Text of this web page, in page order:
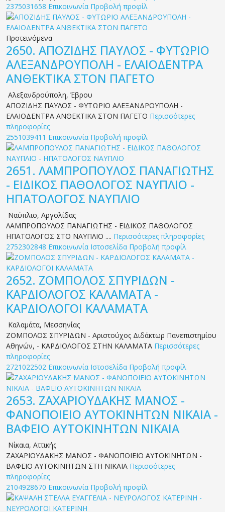
2375031658 Επικοινωνία Προβολή προφίλ
Προτεινόμενα
2650. ΑΠΟΖΙΔΗΣ ΠΑΥΛΟΣ - ΦΥΤΩΡΙΟ
ΑΛΕΞΑΝΔΡΟΥΠΟΛΗ - ΕΛΑΙΟΔΕΝΤΡΑ
ΑΝΘΕΚΤΙΚΑ ΣΤΟΝ ΠΑΓΕΤΟ
Αλεξανδρούπολη, Έβρου
ΑΠΟΖΙΔΗΣ ΠΑΥΛΟΣ - ΦΥΤΩΡΙΟ ΑΛΕΞΑΝΔΡΟΥΠΟΛΗ -
ΕΛΑΙΟΔΕΝΤΡΑ ΑΝΘΕΚΤΙΚΑ ΣΤΟΝ ΠΑΓΕΤΟ Περισσότερες
πληροφορίες
2551039411 Επικοινωνία Προβολή προφίλ
2651. ΛΑΜΠΡΟΠΟΥΛΟΣ ΠΑΝΑΓΙΩΤΗΣ
- ΕΙΔΙΚΟΣ ΠΑΘΟΛΟΓΟΣ ΝΑΥΠΛΙΟ -
ΗΠΑΤΟΛΟΓΟΣ ΝΑΥΠΛΙΟ
Ναύπλιο, Αργολίδας
ΛΑΜΠΡΟΠΟΥΛΟΣ ΠΑΝΑΓΙΩΤΗΣ - ΕΙΔΙΚΟΣ ΠΑΘΟΛΟΓΟΣ
ΗΠΑΤΟΛΟΓΟΣ ΣΤΟ ΝΑΥΠΛΙΟ .... Περισσότερες πληροφορίες
2752302848 Επικοινωνία Ιστοσελίδα Προβολή προφίλ
2652. ΖΟΜΠΟΛΟΣ ΣΠΥΡΙΔΩΝ -
ΚΑΡΔΙΟΛΟΓΟΣ ΚΑΛΑΜΑΤΑ -
ΚΑΡΔΙΟΛΟΓΟΙ ΚΑΛΑΜΑΤΑ
Καλαμάτα, Μεσσηνίας
ΖΟΜΠΟΛΟΣ ΣΠΥΡΙΔΩΝ - Αριστούχος Διδάκτωρ Πανεπιστημίου
Αθηνών, - ΚΑΡΔΙΟΛΟΓΟΣ ΣΤΗΝ ΚΑΛΑΜΑΤΑ Περισσότερες
πληροφορίες
2721022502 Επικοινωνία Ιστοσελίδα Προβολή προφίλ
2653. ΖΑΧΑΡΙΟΥΔΑΚΗΣ ΜΑΝΟΣ -
ΦΑΝΟΠΟΙΕΙΟ ΑΥΤΟΚΙΝΗΤΩΝ ΝΙΚΑΙΑ -
ΒΑΦΕΙΟ ΑΥΤΟΚΙΝΗΤΩΝ ΝΙΚΑΙΑ
Νίκαια, Αττικής
ΖΑΧΑΡΙΟΥΔΑΚΗΣ ΜΑΝΟΣ - ΦΑΝΟΠΟΙΕΙΟ ΑΥΤΟΚΙΝΗΤΩΝ -
ΒΑΦΕΙΟ ΑΥΤΟΚΙΝΗΤΩΝ ΣΤΗ ΝΙΚΑΙΑ Περισσότερες
πληροφορίες
2104928670 Επικοινωνία Προβολή προφίλ